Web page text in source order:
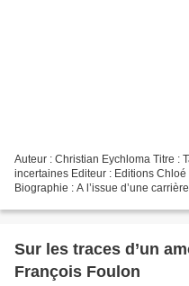
Auteur : Christian Eychloma Titre :
incertaines Editeur : Editions
Biographie : A l’issue d’une
Sur les traces d’un
François Foulon